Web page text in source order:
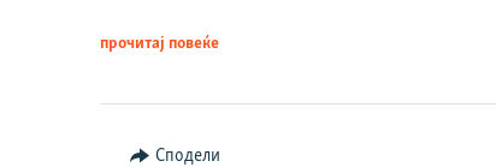
прочитај повеќе
Сподели